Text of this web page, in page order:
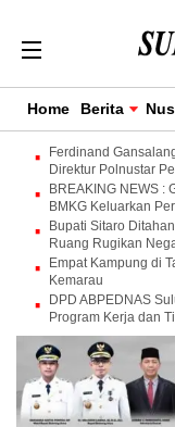
Home Berita
Ferdinand
Direktur Polnustar
BREAKING NEWS :
BMKG Keluarkan
Bupati Sitaro
Ruang Rugikan
Empat Kampung di
Kemarau
DPD ABPEDNAS
Program Kerja dan